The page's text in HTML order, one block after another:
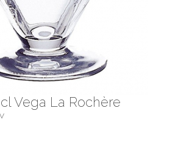
Vega La Rochère